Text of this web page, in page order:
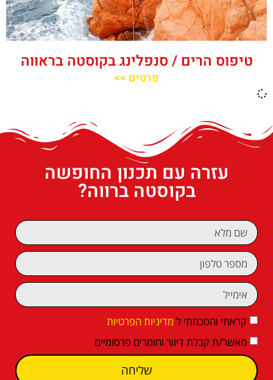
טיפוס הרים / סנפלינג בקוסטה בראווה
פרטים >>
עזרה עם תכנון החופשה
בקוסטה ברווה?
קראתי והסכמתי ל מדיניות הפרטיות
מאשר/ת קבלת דיוור וחומרים פרסומיים
שליחה